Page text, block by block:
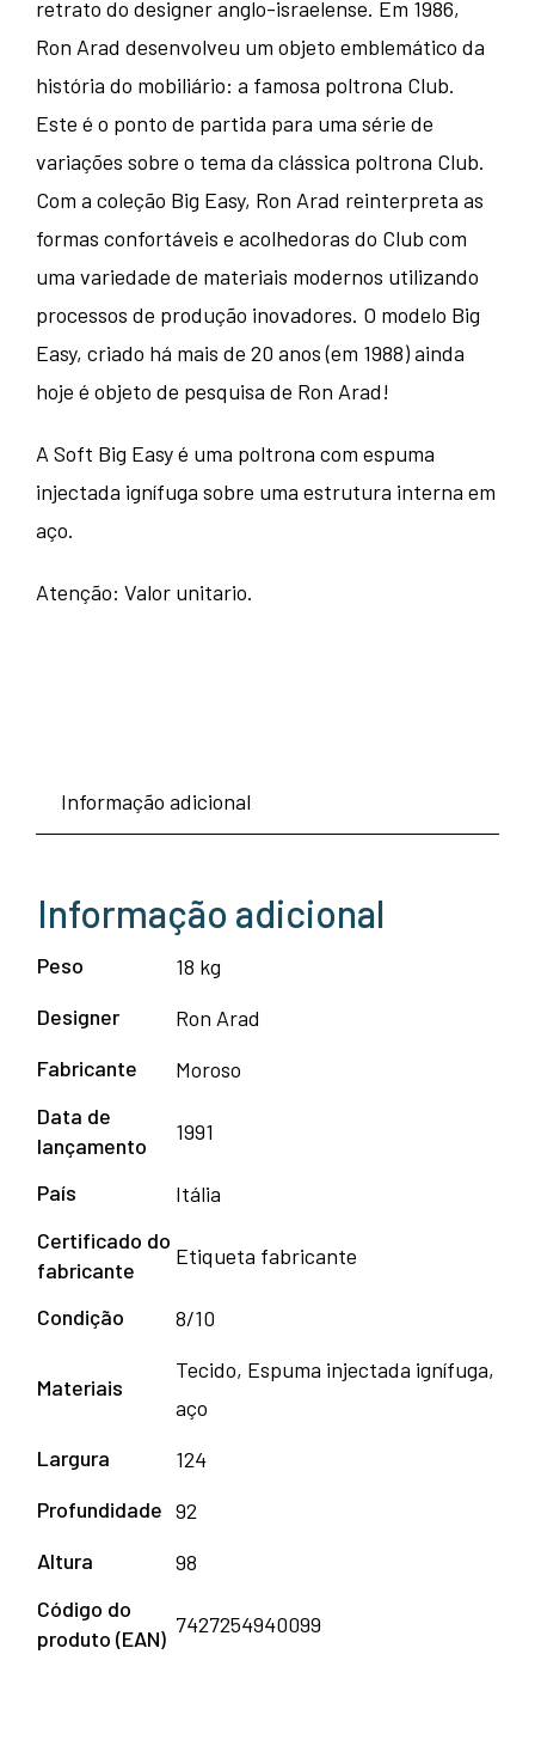
retrato do designer anglo-israelense. Em 1986,
Ron Arad desenvolveu um objeto emblemático da
história do mobiliário: a famosa poltrona Club.
Este é o ponto de partida para uma série de
variações sobre o tema da clássica poltrona Club.
Com a coleção Big Easy, Ron Arad reinterpreta as
formas confortáveis ​​e acolhedoras do Club com
uma variedade de materiais modernos utilizando
processos de produção inovadores. O modelo Big
Easy, criado há mais de 20 anos (em 1988) ainda
hoje é objeto de pesquisa de Ron Arad!
A Soft Big Easy é uma poltrona com espuma
injectada ignífuga sobre uma estrutura interna em
aço.
Atenção: Valor unitario.
Informação adicional
Informação adicional
Peso
18 kg
Designer
Ron Arad
Fabricante
Moroso
Data de
lançamento
1991
País
Itália
Certificado do
fabricante
Etiqueta fabricante
Condição 8/10
Materiais
Tecido, Espuma injectada ignífuga,
aço
Largura
124
Profundidade 92
Altura
98
Código do
produto (EAN)
7427254940099